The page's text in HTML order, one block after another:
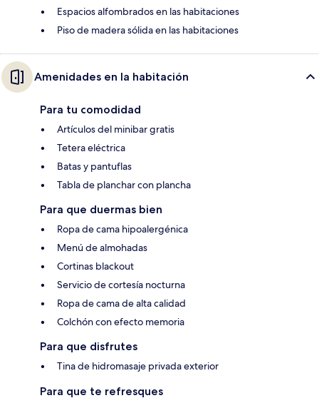
Espacios alfombrados en las habitaciones
Piso de madera sólida en las habitaciones
Amenidades en la habitación
Para tu comodidad
Artículos del minibar gratis
Tetera eléctrica
Batas y pantuflas
Tabla de planchar con plancha
Para que duermas bien
Ropa de cama hipoalergénica
Menú de almohadas
Cortinas blackout
Servicio de cortesía nocturna
Ropa de cama de alta calidad
Colchón con efecto memoria
Para que disfrutes
Tina de hidromasaje privada exterior
Para que te refresques